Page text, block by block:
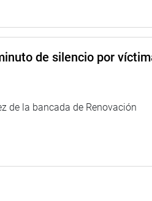
de silencio por
de la bancada de Renovación